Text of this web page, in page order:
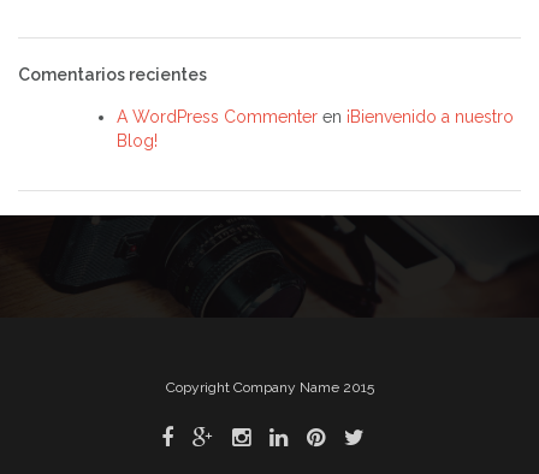
Comentarios recientes
A WordPress Commenter en ¡Bienvenido a nuestro
Blog!
Copyright Company Name 2015